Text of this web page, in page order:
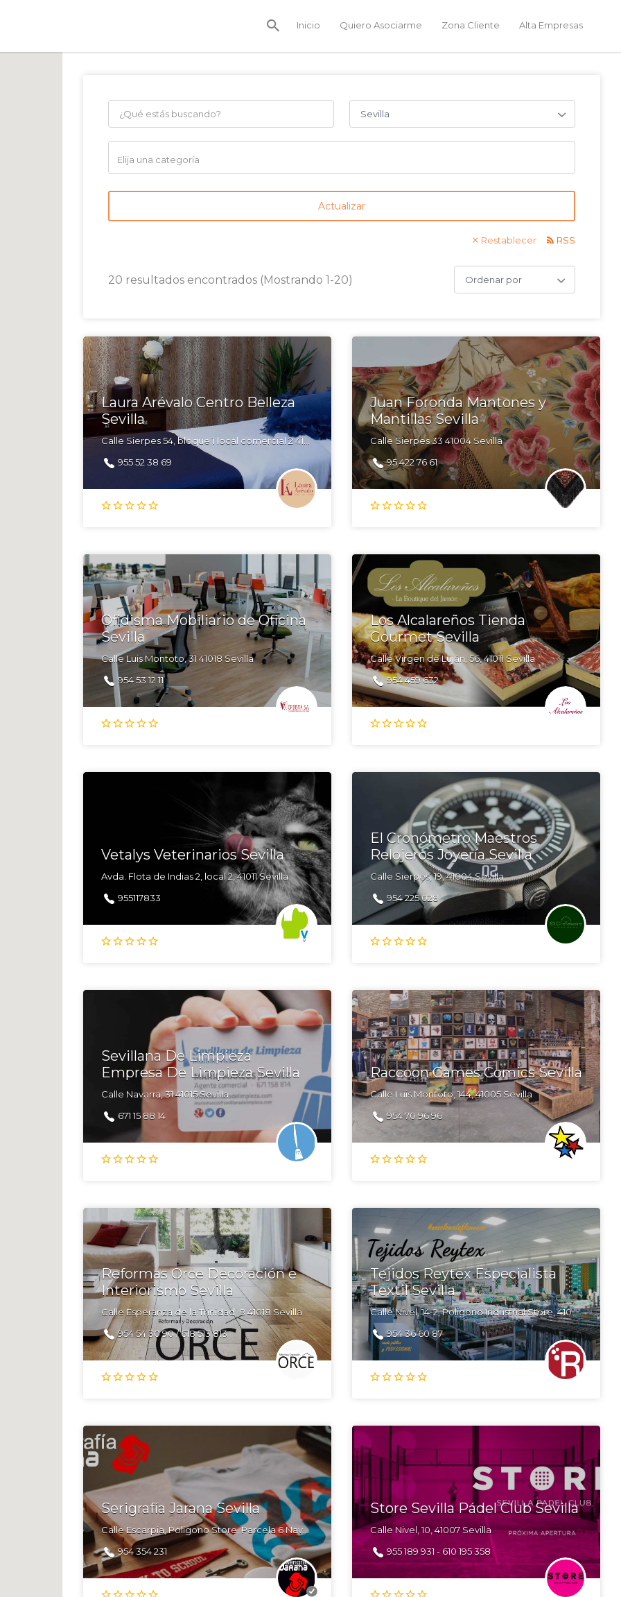
Inicio Quiero Asociarme Zona Cliente Alta Empresas
Sevilla
Actualizar
Restablecer RSS
20 resultados encontrados (Mostrando 1-20)
Laura Arévalo Centro Belleza
Sevilla
Calle Sierpes 54, bloque 1 local comercial 2 41004 Sevilla
955 52 38 69
Juan Foronda Mantones y
Mantillas Sevilla
Calle Sierpes 33 41004 Sevilla
95 422 76 61
Ofidisma Mobiliario de Oficina
Sevilla
Calle Luis Montoto, 31 41018 Sevilla
954 53 12 11
Los Alcalareños Tienda
Gourmet Sevilla
Calle Virgen de Luján, 56, 41011 Sevilla
954 459 632
Vetalys Veterinarios Sevilla
Avda. Flota de Indias 2, local 2, 41011 Sevilla
955117833
El Cronómetro Maestros
Relojeros Joyería Sevilla
Calle Sierpes, 19, 41004 Sevilla
954 225 028
Sevillana De Limpieza
Empresa De Limpieza Sevilla
Calle Navarra, 31 41015 Sevilla
671 15 88 14
Raccoon Games Comics Sevilla
Calle Luis Montoto, 144, 41005 Sevilla
954 70 96 96
Reformas Orce Decoración e
Interiorismo Sevilla
Calle Esperanza de la Trinidad, 8 41018 Sevilla
954 54 30 90 / 618 513 813
Tejidos Reytex Especialista
Textil Sevilla
Calle Nivel, 14-2, Poligono Industrial Store, 41008 Sevilla
954 36 60 87
Serigrafía Jarana Sevilla
Calle Escarpia, Poligono Store, Parcela 6 Nave 26, 41008 Sevilla
954 354 231
Store Sevilla Pádel Club Sevilla
Calle Nivel, 10, 41007 Sevilla
955 189 931 - 610 195 358